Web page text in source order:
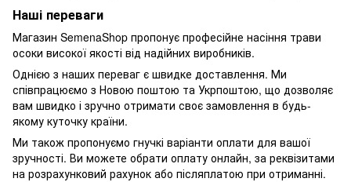
Наші переваги
Магазин SemenaShop пропонує професійне насіння трави
осоки високої якості від надійних виробників.
Однією з наших переваг є швидке доставлення. Ми
співпрацюємо з Новою поштою та Укрпоштою, що дозволяє
вам швидко і зручно отримати своє замовлення в будь-
якому куточку країни.
Ми також пропонуємо гнучкі варіанти оплати для вашої
зручності. Ви можете обрати оплату онлайн, за реквізитами
на розрахунковий рахунок або післяплатою при отриманні.